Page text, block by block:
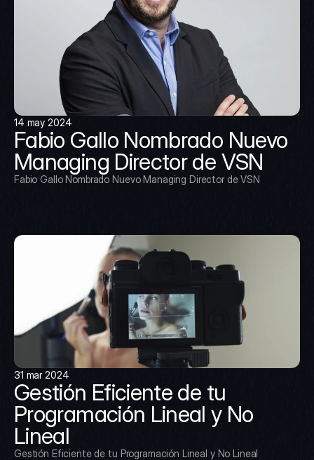
14 may 2024
Fabio Gallo Nombrado Nuevo
Managing Director de VSN
Fabio Gallo Nombrado Nuevo Managing Director de VSN
31 mar 2024
Gestión Eficiente de tu
Programación Lineal y No
Lineal
Gestión Eficiente de tu Programación Lineal y No Lineal